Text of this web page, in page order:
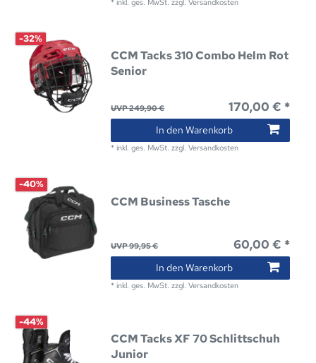
*inkl. ges. MwSt. zzgl.Versandkosten
-32%
CCM Tacks 310 Combo Helm Rot
Senior
UVP 249,90 € 170,00 € *
In den Warenkorb
*inkl. ges. MwSt. zzgl.Versandkosten
-40%
CCM Business Tasche
UVP 99,95 € 60,00 € *
In den Warenkorb
*inkl. ges. MwSt. zzgl.Versandkosten
-44%
CCM Tacks XF 70 Schlittschuh
Junior